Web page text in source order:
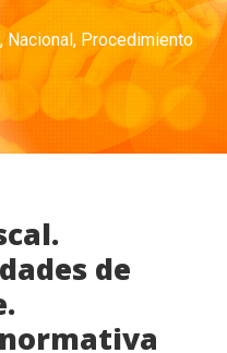
, Nacional, Procedimiento
de